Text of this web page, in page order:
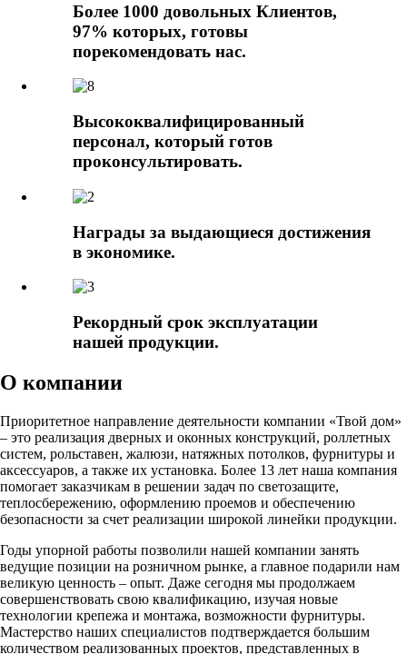
Более 1000 довольных Клиентов,
97% которых, готовы
порекомендовать нас.
Высококвалифицированный
персонал, который готов
проконсультировать.
Награды за выдающиеся достижения
в экономике.
Рекордный срок эксплуатации
нашей продукции.
О компании
Приоритетное направление деятельности компании «Твой дом»
– это реализация дверных и оконных конструкций, роллетных
систем, рольставен, жалюзи, натяжных потолков, фурнитуры и
аксессуаров, а также их установка. Более 13 лет наша компания
помогает заказчикам в решении задач по светозащите,
теплосбережению, оформлению проемов и обеспечению
безопасности за счет реализации широкой линейки продукции.
Годы упорной работы позволили нашей компании занять
ведущие позиции на розничном рынке, а главное подарили нам
великую ценность – опыт. Даже сегодня мы продолжаем
совершенствовать свою квалификацию, изучая новые
технологии крепежа и монтажа, возможности фурнитуры.
Мастерство наших специалистов подтверждается большим
количеством реализованных проектов, представленных в